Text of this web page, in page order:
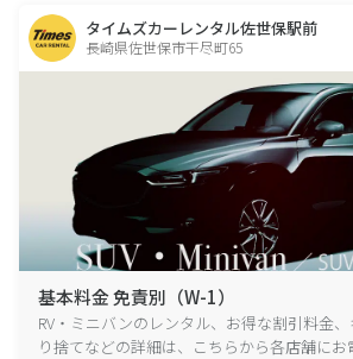
タイムズカーレンタル佐世保駅前
長崎県佐世保市干尽町65
基本料金 免責別（W-1）
RV・ミニバンのレンタル、お得な割引料金
り捨てなどの詳細は、こちらから各店舗にお